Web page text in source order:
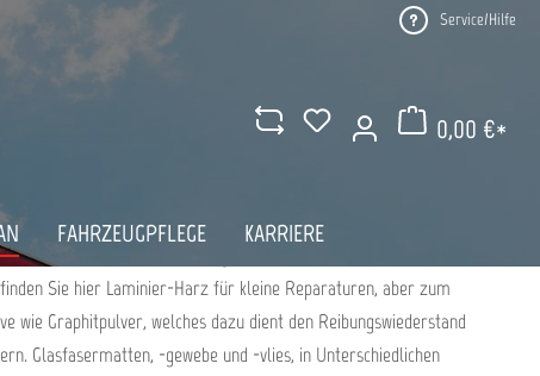
Service/Hilfe
0,00 €*
Warenkorb enthält 0
FAHRZEUGPFLEGE KARRIERE
BIS ZU GRAPHITPULVER –
ONLINE KAUFEN
und Matten, haben Sie die Möglichkeit verschiedene Harze und
Sie hier Laminier-Harz für kleine Reparaturen, aber zum
wie Graphitpulver, welches dazu dient den Reibungswiederstand
Glasfasermatten, -gewebe und -vlies, in Unterschiedlichen